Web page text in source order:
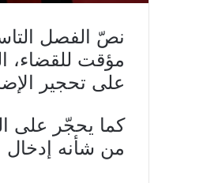
نصّ الفصل
على تحجير
كما يحجّر على
من شأنه إدخال